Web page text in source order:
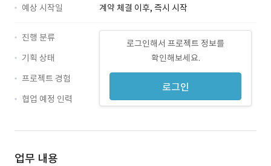
예상 시작일
계약 체결 이후, 즉시 시작
로그인해서 프로젝트 정보를
확인해보세요.
로그인
진행 분류
기획 상태
프로젝트 경험
협업 예정 인력
업무 내용